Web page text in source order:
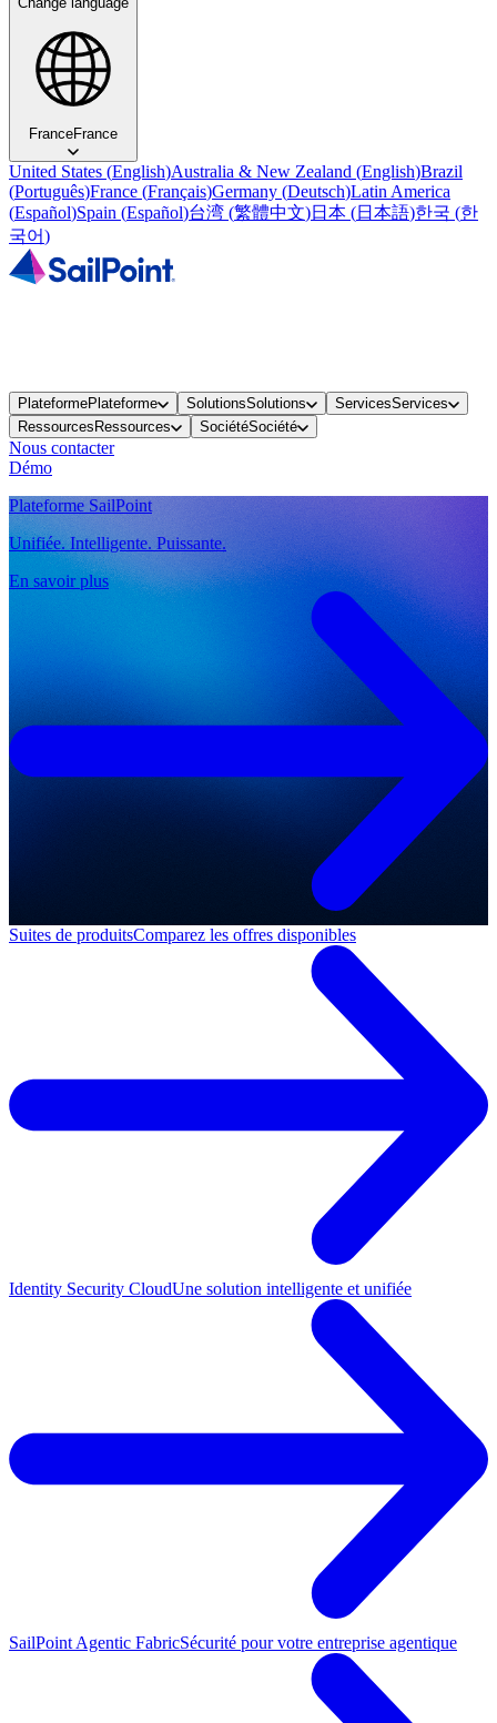
FranceFrance
United States (English)Australia & New Zealand (English)Brazil
(Português)France (Français)Germany (Deutsch)Latin America
(Español)Spain (Español)台湾 (繁體中文)日本 (日本語)한국 (한
국어)
PlateformePlateforme SolutionsSolutions ServicesServices
Ressources Ressources SociétéSociété
Nous contacter
Démo
Plateforme SailPoint
Unifiée. Intelligente. Puissante.
En savoir plus
Suites de produitsComparez les offres disponibles
Identity Security CloudUne solution intelligente et unifiée
SailPoint Agentic FabricSécurité pour votre entreprise agentique